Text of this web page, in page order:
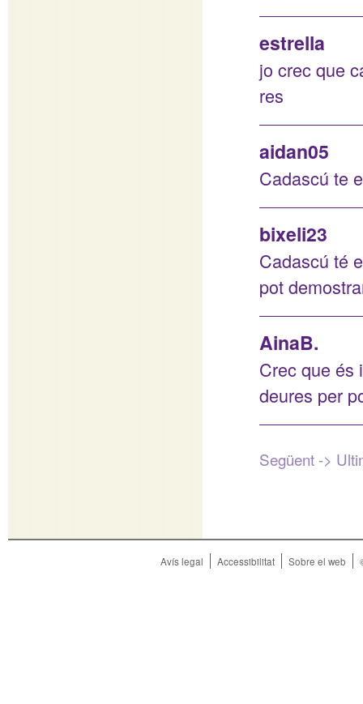
estrella
jo crec que
res
aidan05
Cadascú te
bixeli23
Cadascú té
pot
AinaB.
Crec que és
deures per
Següent ->
Avís legal Accessibilitat Sobre el web